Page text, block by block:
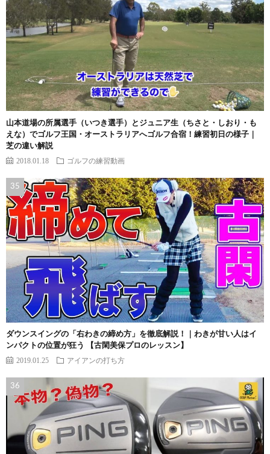
山本道場の所属選手（いつき選手）とジュニア生（ちさと・しおり・も
えな）でゴルフ王国・オーストラリアへゴルフ合宿！練習初日の様子｜
芝の違い解説
2018.01.18 ゴルフの練習動画
ダウンスイングの「右わきの締め方」を徹底解説！｜わきが甘い人はイ
ンパクトの位置が狂う 【古閑美保プロのレッスン】
2019.01.25 アイアンの打ち方